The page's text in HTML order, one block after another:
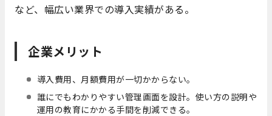
など、幅広い業界での導入実績がある。
企業メリット
導入費用、月額費用が一切かからない。
誰にでもわかりやすい管理画面を設計。使い方の説明や
運用の教育にかかる手間を削減できる。